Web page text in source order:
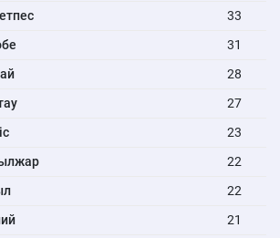
33
31
28
27
23
22
22
21